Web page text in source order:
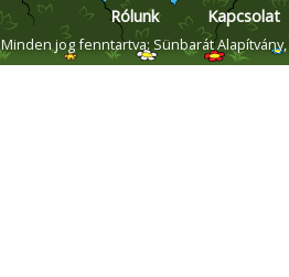
Rólunk Kapcsolat
Minden jog fenntartva: Sünbarát Alapítvány,